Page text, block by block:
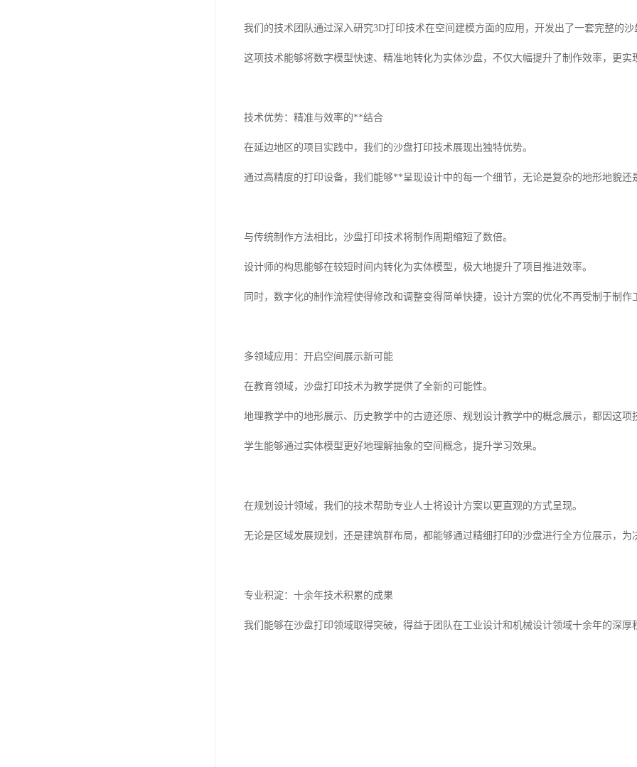
我们的技术团队通过深入研究3D打印技术在空间建模方面的应用，开发出了一套完整的
这项技术能够将数字模型快速、精准地转化为实体沙盘，不仅大幅提升了制作效率，更
技术优势：精准与效率的**结合
在延边地区的项目实践中，我们的沙盘打印技术展现出独特优势。
通过高精度的打印设备，我们能够**呈现设计中的每一个细节，无论是复杂的地形地貌
与传统制作方法相比，沙盘打印技术将制作周期缩短了数倍。
设计师的构思能够在较短时间内转化为实体模型，极大地提升了项目推进效率。
同时，数字化的制作流程使得修改和调整变得简单快捷，设计方案的优化不再受制于制作
多领域应用：开启空间展示新可能
在教育领域，沙盘打印技术为教学提供了全新的可能性。
地理教学中的地形展示、历史教学中的古迹还原、规划设计教学中的概念展示，都因这项
学生能够通过实体模型更好地理解抽象的空间概念，提升学习效果。
在规划设计领域，我们的技术帮助专业人士将设计方案以更直观的方式呈现。
无论是区域发展规划，还是建筑群布局，都能够通过精细打印的沙盘进行全方位展示，为
专业积淀：十余年技术积累的成果
我们能够在沙盘打印领域取得突破，得益于团队在工业设计和机械设计领域十余年的深厚